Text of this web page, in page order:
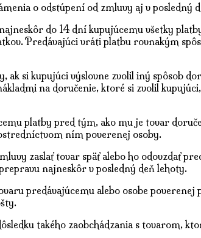
o odstúpení od zmluvy aj v posledný
do 14 dní kupujúcemu všetky
Predávajúci vráti platbu rovnakým
si kupujúci výslovne zvolil iný spôsob
na doručenie, ktoré si zvolil
platby pred tým, ako mu je tovar
ním poverenej osoby.
zaslať tovar späť alebo ho odovzdať
najneskôr v posledný deň lehoty.
predávajúcemu alebo osobe
takého zaobchádzania s tovarom,